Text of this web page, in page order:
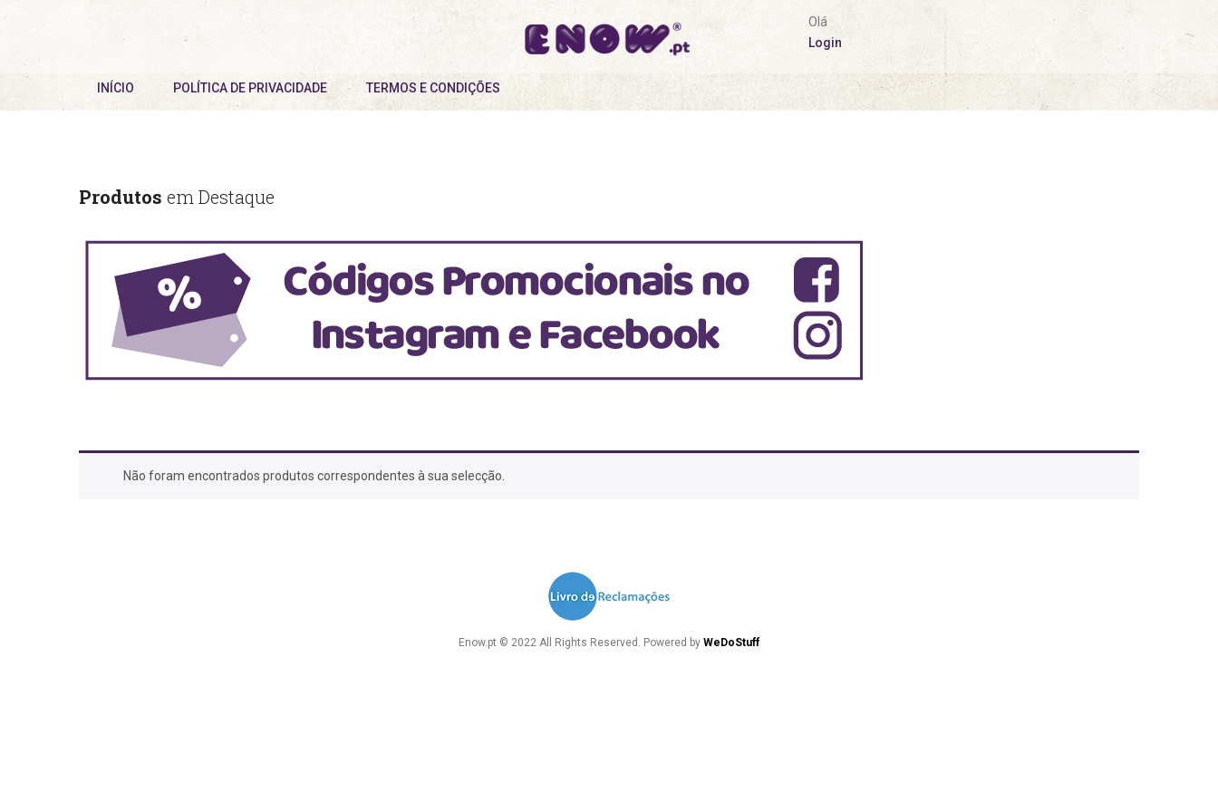
Olá
Login
INÍCIO POLÍTICA DE PRIVACIDADE TERMOS E CONDIÇÕES
Produtos em Destaque
Não foram encontrados produtos correspondentes à sua selecção.
Enow.pt © 2022 All Rights Reserved. Powered by WeDoStuff